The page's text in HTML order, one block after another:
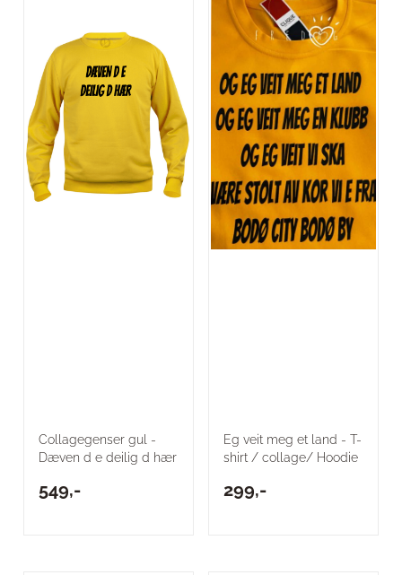
Collagegenser gul -
Dæven d e deilig d hær
549,-
Eg veit meg et land - T-
shirt / collage/ Hoodie
299,-